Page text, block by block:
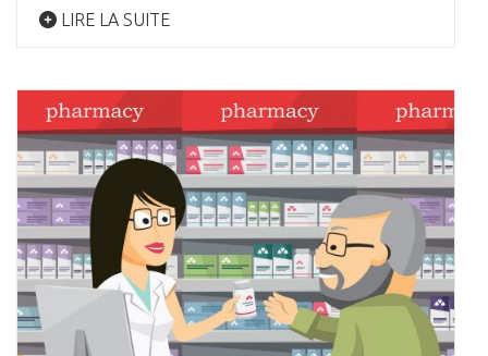
LIRE LA SUITE